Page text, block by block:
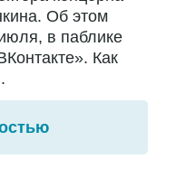
Об этом
в паблике
Как